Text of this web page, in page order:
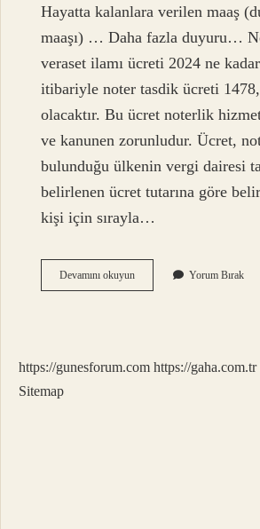
Hayatta kalanlara verilen maaş
maaşı) … Daha fazla duyuru…
veraset ilamı ücreti 2024 ne
itibariyle noter tasdik ücreti
olacaktır. Bu ücret noterlik
ve kanunen zorunludur. Ücret,
bulunduğu ülkenin vergi dairesi
belirlenen ücret tutarına göre
kişi için sırayla…
Devamını okuyunÖlen
Kişinin
Yorum Bırak
https://gunesforum.com https://gaha.com.tr
Sitemap